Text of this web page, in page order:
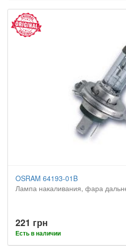
OSRAM 64193-01B
Лампа накаливания, фара
221 грн
Есть в наличии